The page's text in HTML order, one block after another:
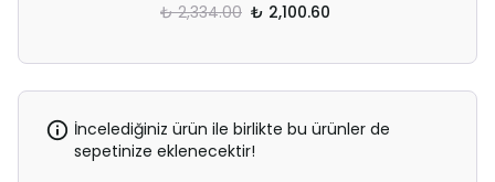
₺ 2,334.00 ₺ 2,100.60
İncelediğiniz ürün ile birlikte bu ürünler de
sepetinize eklenecektir!